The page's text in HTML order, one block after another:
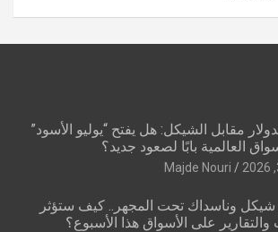
مقابل الشيكل: هل يفتح “يوليو الأسود”
العالمية بابًا لصعود جديد؟
Majde Nouri
شيكل وناسداك تحت المجهر.. كيف ستؤثر
والتقارير على الأسواق هذا الأسبوع؟